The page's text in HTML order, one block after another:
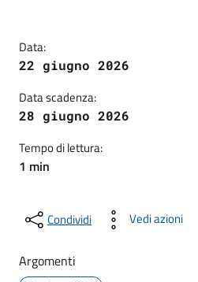
Data:
22 giugno 2026
Data scadenza:
28 giugno 2026
Tempo di lettura:
1 min
Condividi Vedi azioni
Argomenti